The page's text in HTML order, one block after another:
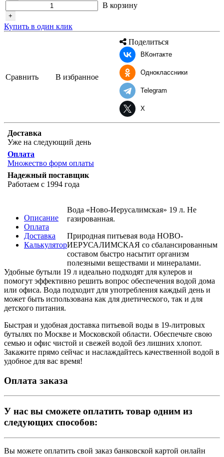
+
В корзину
Купить в один клик
Сравнить В избранное
Поделиться
ВКонтакте
Одноклассники
Telegram
X
Доставка
Уже на следующий день
Оплата
Множество форм оплаты
Надежный поставщик
Работаем с 1994 года
Описание
Оплата
Доставка
Калькулятор
Вода «Ново-Иерусалимская» 19 л. Не
газированная.
Природная питьевая вода НОВО-
ИЕРУСАЛИМСКАЯ со сбалансированным
составом быстро насытит организм
полезными веществами и минералами.
Удобные бутыли 19 л идеально подходят для кулеров и
помогут эффективно решить вопрос обеспечения водой дома
или офиса. Вода подходит для употребления каждый день и
может быть использована как для диетического, так и для
детского питания.
Быстрая и удобная доставка питьевой воды в 19-литровых
бутылях по Москве и Московской области. Обеспечьте свою
семью и офис чистой и свежей водой без лишних хлопот.
Закажите прямо сейчас и наслаждайтесь качественной водой в
удобное для вас время!
Оплата заказа
У нас вы сможете оплатить товар одним из
следующих способов:
Вы можете оплатить свой заказ банковской картой онлайн